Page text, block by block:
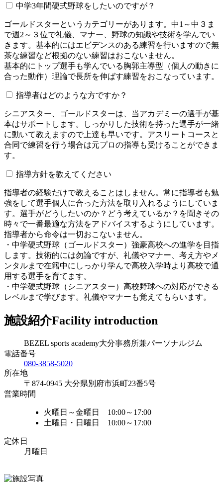
中学3年間硬式野球をしたいのですが？
ゴールドスターというカテゴリーがあります。中1～中３ま
で週2～３位で礼儀、マナー、野球の知識や技術を学んでい
きます。基本的にはエビデンスのある練習を行いますので無
茶な練習など根拠のない練習はおこないません。
基本的にトップ選手も学んでいる胸郭主導型（個人の動きに
合った動作）理論で長所を伸ばす練習をおこなっています。
指導者はどのような方ですか？
シニアスター、ゴールドスターは、当アカデミーの選手が基
本はサポートします。しっかりした技術を持った選手が一緒
に動いて教えますので上達も早いです。アスリートコースと
合同で練習を行う場合は元プロの指導も受けることができま
す。
指導方針を教えてください
指導者の経験だけで教えることはしません。常に指導者も勉
強をして選手個人に合った方法を取り入れるようにしていま
す。選手がどうしたいのか？どう考えているか？を聞きその
時々で一番最適な方法をアドバイスするようにしています。
指導者から命令は一切おこないません。
・中学硬式野球（ゴールドスター）強豪高校への進学を目指
します。技術的には勿論ですが、礼儀やマナー、考え方やメ
ンタルまで在籍中にしっかり学んで高校入学時より高校で通
用する選手を育てます。
・中学硬式野球（シニアスター）高校野球への対応ができる
レベルまで学びます。礼儀やマナーも覚えてもらいます。
施設紹介Facility introduction
BEZEL sports academy大分事務所兼パーソナルジム
電話番号
080-3858-5020
所在地
〒874-0945 大分県別府市浜町23番5号
営業時間
火曜日～金曜日 10:00～17:00
土曜日・日曜日 10:00～17:00
定休日
月曜日